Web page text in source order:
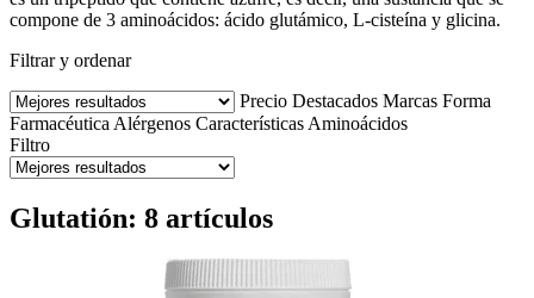
compone de 3 aminoácidos: ácido glutámico, L-cisteína y glicina.
Filtrar y ordenar
Precio Destacados Marcas Forma
Farmacéutica Alérgenos Características Aminoácidos
Filtro
Glutatión: 8 artículos